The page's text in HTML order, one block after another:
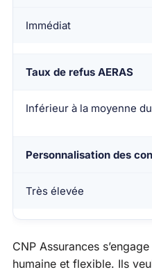
Immédiat
Taux de refus AERAS
Inférieur à la moyenne
Personnalisation des
Très élevée
CNP Assurances
humaine et flexible. Ils